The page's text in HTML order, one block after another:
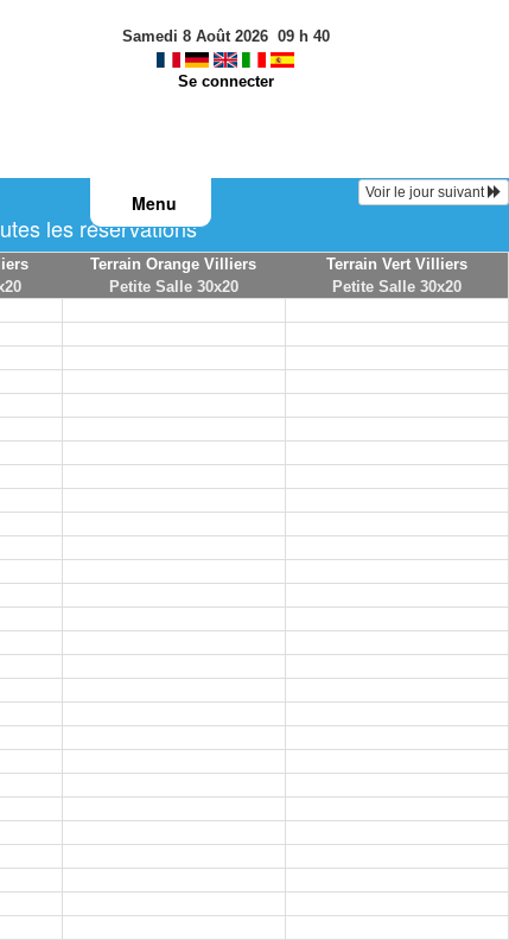
Samedi 8 Août 2026 09h 40
Se connecter
Menu Voir le jour suivant
les réservations
Terrain Orange Villiers
Petite Salle 30x20
Terrain Vert Villiers
Petite Salle 30x20